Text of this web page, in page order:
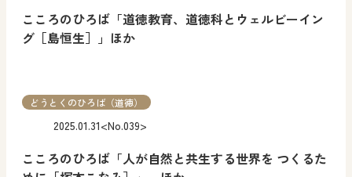
こころのひろば「道徳教育、道徳科とウェルビーイン
グ［島恒生］」ほか
こころのひろば「人が自然と共生する世界を つくるた
2025.01.31<No.039>
どうとくのひろば（道徳）